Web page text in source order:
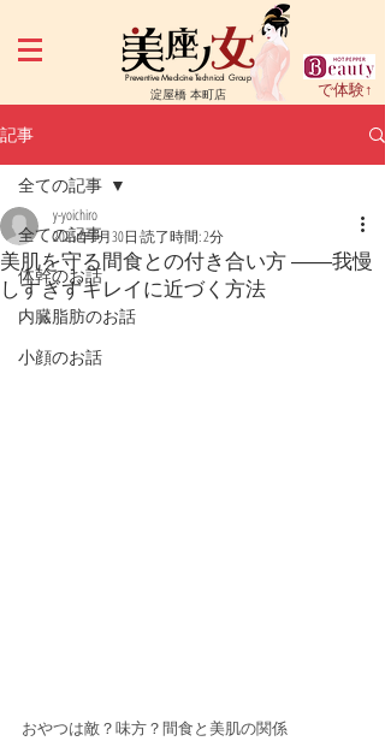
Preventive Medicine Technical Group
淀屋橋 本町店 で体験↑
記事
全ての記事
体幹のお話
内臓脂肪のお話
小顔のお話
全ての記事
美肌を守る間食との付き合い方 ――我慢
しすぎずキレイに近づく方法
y-yoichiro
2025年6月30日 読了時間: 2分
おやつは敵？味方？間食と美肌の関係